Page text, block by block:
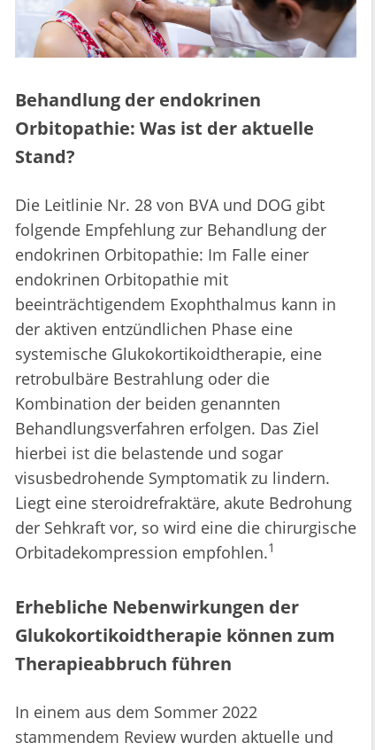
Behandlung der endokrinen
Orbitopathie: Was ist der aktuelle
Stand?
Die Leitlinie Nr. 28 von BVA und DOG gibt
folgende Empfehlung zur Behandlung der
endokrinen Orbitopathie: Im Falle einer
endokrinen Orbitopathie mit
beeinträchtigendem Exophthalmus kann in
der aktiven entzündlichen Phase eine
systemische Glukokortikoidtherapie, eine
retrobulbäre Bestrahlung oder die
Kombination der beiden genannten
Behandlungsverfahren erfolgen. Das Ziel
hierbei ist die belastende und sogar
visusbedrohende Symptomatik zu lindern.
Liegt eine steroidrefraktäre, akute Bedrohung
der Sehkraft vor, so wird eine die chirurgische
Orbitadekompression empfohlen.1
Erhebliche Nebenwirkungen der
Glukokortikoidtherapie können zum
Therapieabbruch führen
In einem aus dem Sommer 2022
stammendem Review wurden aktuelle und